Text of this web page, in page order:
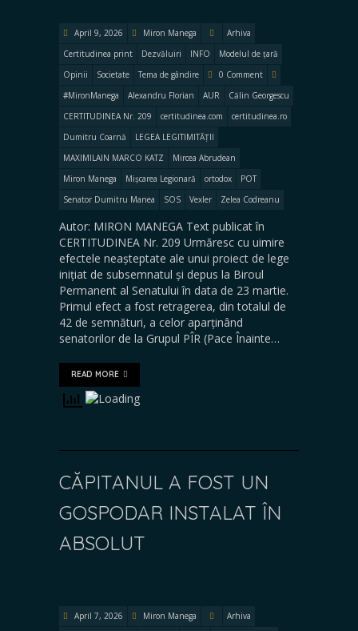
April 9, 2026 Miron Manega
Arhiva
Certitudinea print
Dezvăluiri INFO
Modelul de țară
Opinii
Societate Tema de gândire
0 Comment
#MironManega
Alexandru Florian AUR
Călin Georgescu
CERTITUDINEA Nr. 209
certitudinea.com
certitudinea.ro
Dumitru Coarnă
LEGEA LEGITIMITĂȚII
MAXIMILAIN MARCO KATZ
Mircea Abrudean
Miron Manega
Mișcarea Legionară ortodox
POT
Senator Dumitru Manea
SOS Vexler Zelea Codreanu
Autor: MIRON MANEGA Text publicat în
CERTITUDINEA Nr. 209 Urmăresc cu uimire
efectele neașteptate ale unui proiect de lege
inițiat de subsemnatul și depus la Biroul
Permanent al Senatului în data de 23 martie.
Primul efect a fost retragerea, din totalul de
42 de semnături, a celor aparținând
senatorilor de la Grupul PÎR (Pace Înainte…
READ MORE
CĂPITANUL A FOST UN
GOSPODAR INSTALAT ÎN
ABSOLUT
April 7, 2026 Miron Manega
Arhiva